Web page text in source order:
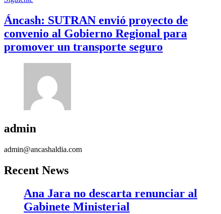
Áncash: SUTRAN envió proyecto de
convenio al Gobierno Regional para
promover un transporte seguro
admin
admin@ancashaldia.com
Recent News
Ana Jara no descarta renunciar al
Gabinete Ministerial